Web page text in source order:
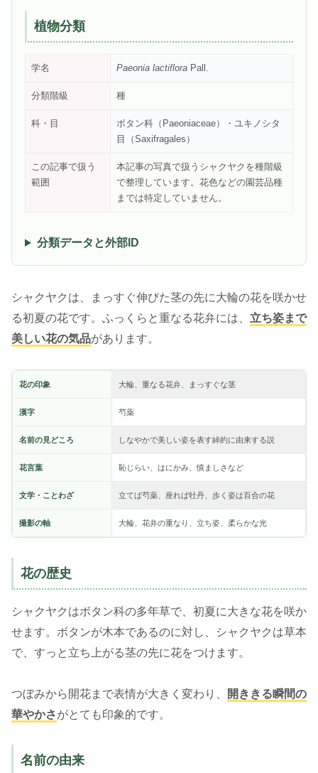
植物分類
学名 Paeonia lactiflora Pall.
分類階級 種
科・目
ボタン科（Paeoniaceae）・ユキノシタ
目（Saxifragales）
この記事で扱う
範囲
本記事の写真で扱うシャクヤクを種階級
で整理しています。花色などの園芸品種
までは特定していません。
分類データと外部ID
シャクヤクは、まっすぐ伸びた茎の先に大輪の花を咲かせ
る初夏の花です。ふっくらと重なる花弁には、 立ち姿まで
美しい花の気品があります。
花の印象 大輪、重なる花弁、まっすぐな茎
漢字 芍薬
名前の見どころ しなやかで美しい姿を表す綽約に由来する説
花言葉 恥じらい、はにかみ、慎ましさなど
文学・ことわざ 立てば芍薬、座れば牡丹、歩く姿は百合の花
撮影の軸 大輪、花弁の重なり、立ち姿、柔らかな光
花の歴史
シャクヤクはボタン科の多年草で、初夏に大きな花を咲か
せます。ボタンが木本であるのに対し、シャクヤクは草本
で、すっと立ち上がる茎の先に花をつけます。
つぼみから開花まで表情が大きく変わり、
開ききる瞬間の
華やかさがとても印象的です。
名前の由来